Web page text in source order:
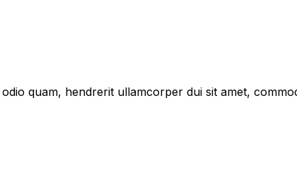
quam, hendrerit ullamcorper dui sit amet,